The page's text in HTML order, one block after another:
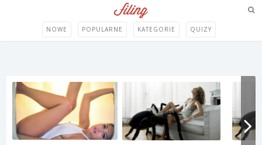
NOWE POPULARNE KATEGORIE QUIZY